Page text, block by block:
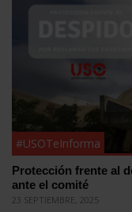
#USOTeInforma
Protección frente al
ante el comité
23 SEPTIEMBRE, 2025